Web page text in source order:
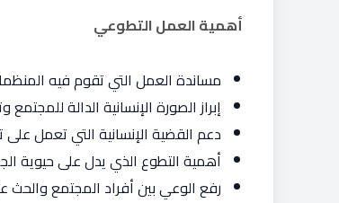
أهمية العمل التطوعي
مساندة العمل التي تقوم فيه
إبراز الصورة الإنسانية الدالة
دعم القضية الإنسانية التي تعمل على
أهمية التطوع الذي يدل على حيوية
رفع الوعي بين أفراد المجتمع